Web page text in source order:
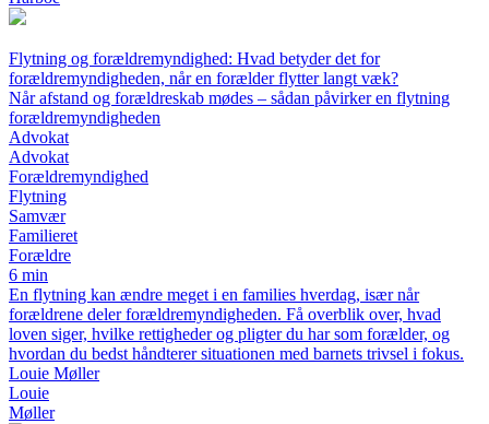
Flytning og forældremyndighed: Hvad betyder det for
forældremyndigheden, når en forælder flytter langt væk?
Når afstand og forældreskab mødes – sådan påvirker en flytning
forældremyndigheden
Advokat
Advokat
Forældremyndighed
Flytning
Samvær
Familieret
Forældre
6 min
En flytning kan ændre meget i en families hverdag, især når
forældrene deler forældremyndigheden. Få overblik over, hvad
loven siger, hvilke rettigheder og pligter du har som forælder, og
hvordan du bedst håndterer situationen med barnets trivsel i fokus.
Louie Møller
Louie
Møller